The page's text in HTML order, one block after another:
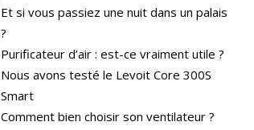
Et si vous passiez une nuit dans un palais
?
Purificateur d’air : est-ce vraiment utile ?
Nous avons testé le Levoit Core 300S
Smart
Comment bien choisir son ventilateur ?